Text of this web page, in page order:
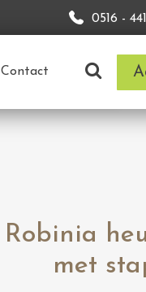
0516 -
Contact
Robinia
met